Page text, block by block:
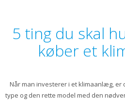
5 ting du skal
køber et
Når man investerer i et klimaanlæg, er
type og den rette model med den